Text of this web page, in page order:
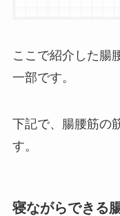
ここで紹介した腸
一部です。
下記で、腸腰筋の
す。
寝ながらできる